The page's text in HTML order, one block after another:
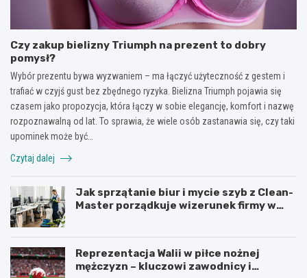
Czy zakup bielizny Triumph na prezent to dobry
pomysł?
Wybór prezentu bywa wyzwaniem – ma łączyć użyteczność z gestem i
trafiać w czyjś gust bez zbędnego ryzyka. Bielizna Triumph pojawia się
czasem jako propozycja, która łączy w sobie elegancję, komfort i nazwę
rozpoznawalną od lat. To sprawia, że wiele osób zastanawia się, czy taki
upominek może być…
Czytaj dalej
Jak sprzątanie biur i mycie szyb z Clean-
Master porządkuje wizerunek firmy w
Reprezentacja Walii w piłce nożnej
mężczyzn – kluczowi zawodnicy i